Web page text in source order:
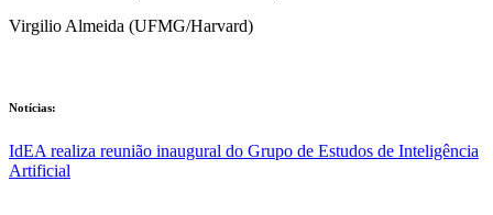
Virgilio Almeida (UFMG/Harvard)
Notícias:
IdEA realiza reunião inaugural do Grupo de Estudos de Inteligência
Artificial